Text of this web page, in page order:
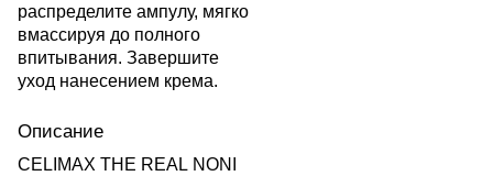
распределите ампулу, мягко
вмассируя до полного
впитывания. Завершите
уход нанесением крема.
Описание
CELIMAX THE REAL NONI